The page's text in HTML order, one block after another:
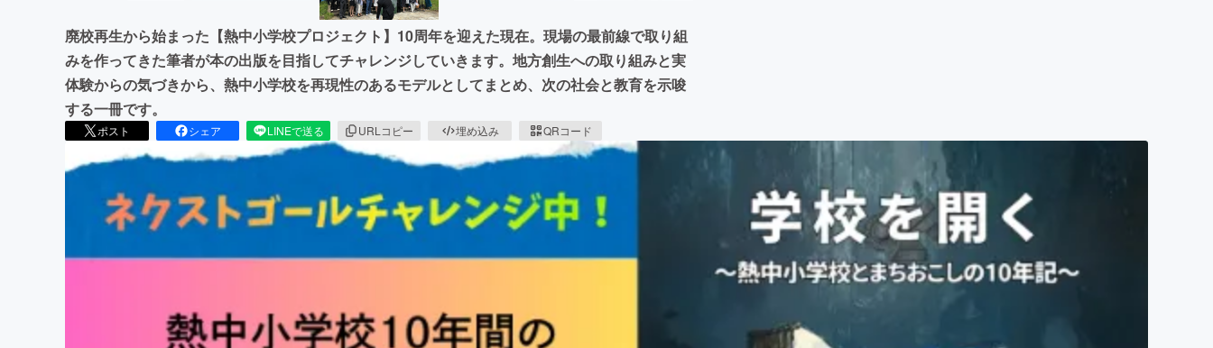
廃校再生から始まった【熱中小学校プロジェクト】10周年を迎えた現在。現場の最前線で取り組
みを作ってきた筆者が本の出版を目指してチャレンジしていきます。地方創生への取り組みと実
体験からの気づきから、熱中小学校を再現性のあるモデルとしてまとめ、次の社会と教育を示唆
する一冊です。
ポスト シェア LINEで送る URLコピー 埋め込み QRコード